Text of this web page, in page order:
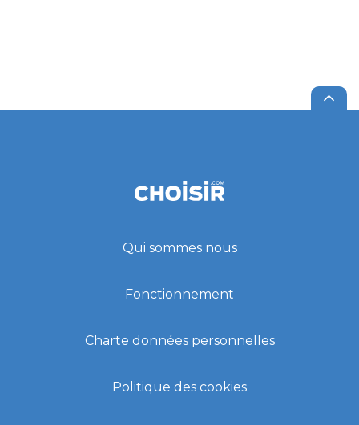
Qui sommes nous
Fonctionnement
Charte données personnelles
Politique des cookies